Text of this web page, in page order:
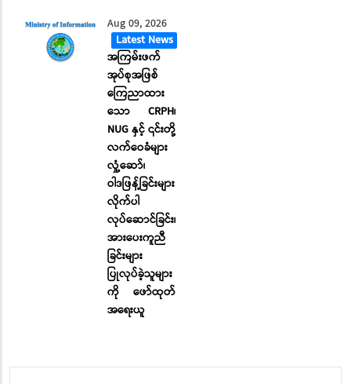
Aug 09, 2026
Latest News
အကြမ်းဖက်
အုပ်စုအဖြစ်
ကြေညာထား
သော CRPH၊
NUG နှင့် ၎င်းတို့
လက်ဝေခံများ
လှုံ့ဆော်၊
ဝါဒဖြန့်ခြင်းများ
လိုက်ပါ
လုပ်ဆောင်ခြင်း၊
အားပေးကူညီ
ခြင်းများ
ပြုလုပ်ခဲ့သူများ
ကို ဖော်ထုတ်
အရေးယူ